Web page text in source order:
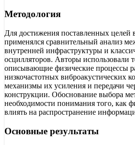
Методология
Для достижения поставленных целей
применялся сравнительный анализ
внутренней инфраструктуры и
осцилляторов. Авторы использовали
описывающие физические процессы
низкочастотных виброакустических
механизмы их усиления и передачи
конструкции. Обоснование выбора
необходимости понимания того, как
влиять на распространение
Основные результаты